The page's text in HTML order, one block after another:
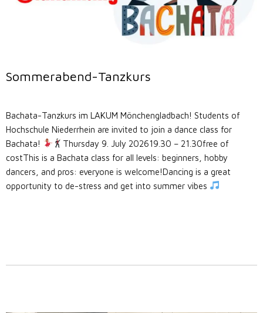
Sommerabend-Tanzkurs
Bachata-Tanzkurs im LAKUM Mönchengladbach! Students of
Hochschule Niederrhein are invited to join a dance class for
Bachata!
Thursday 9. July 202619.30 – 21.30free of
costThis is a Bachata class for all levels: beginners, hobby
dancers, and pros: everyone is welcome!Dancing is a great
opportunity to de-stress and get into summer vibes